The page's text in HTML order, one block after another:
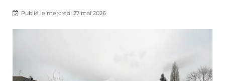
Publié le mercredi 27 mai 2026